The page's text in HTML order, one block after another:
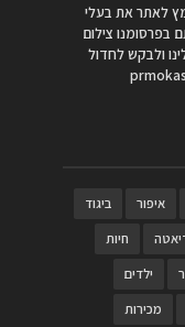
לאתר את בעלי
בפרסומנו צילום
ולבקש לחדול
איפור
ביגוד
חיות
ילדים
מכירות